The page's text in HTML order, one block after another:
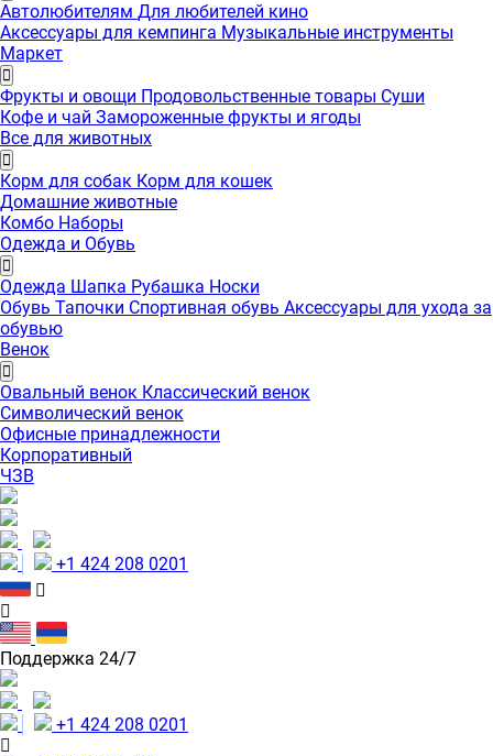
Автолюбителям Для любителей кино
Аксессуары для кемпинга Музыкальные инструменты
Маркет
Фрукты и овощи Продовольственные товары Суши
Кофе и чай Замороженные фрукты и ягоды
Все для животных
Корм для собак Корм для кошек
Домашние животные
Комбо Наборы
Одежда и Обувь
Одежда Шапка Рубашка Носки
Обувь Тапочки Спортивная обувь Аксессуары для ухода за
обувью
Венок
Овальный венок Классический венок
Символический венок
Офисные принадлежности
Корпоративный
ЧЗВ
+1 424 208 0201
Поддержка 24/7
+1 424 208 0201